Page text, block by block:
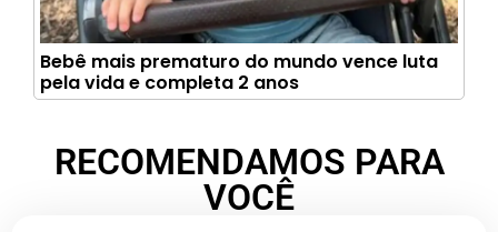
Bebê mais prematuro do mundo vence luta
pela vida e completa 2 anos
RECOMENDAMOS PARA
VOCÊ